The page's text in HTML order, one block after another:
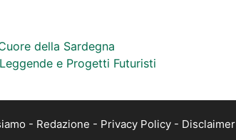
della Sardegna
e Progetti Futuristi
- Redazione - Privacy Policy - Disclaimer